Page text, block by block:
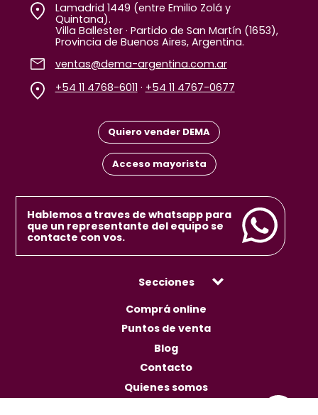
Lamadrid 1449 (entre Emilio Zolá y
Quintana).
Villa Ballester · Partido de San Martín (1653),
Provincia de Buenos Aires, Argentina.
ventas@dema-argentina.com.ar
+54 11 4768-6011 · +54 11 4767-0677
Quiero vender DEMA
Acceso mayorista
Hablemos a traves de whatsapp para
que un representante del equipo se
contacte con vos.
Secciones
Comprá online
Puntos de venta
Blog
Contacto
Quienes somos